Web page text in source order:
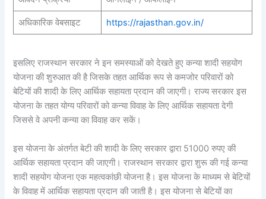
अधिकारिक वेबसाइट https://rajasthan.gov.in/
इसलिए राजस्थान सरकार ने इन समस्याओं को देखते हुए कन्या शादी सहयोग
योजना की शुरुआत की है जिसके तहत आर्थिक रूप से कमजोर परिवारों को
बेटियों की शादी के लिए आर्थिक सहायता प्रदान की जाएगी। राज्य सरकार इस
योजना के तहत योग्य परिवारों को कन्या विवाह के लिए आर्थिक सहायता देगी
जिससे वे अपनी कन्या का विवाह कर सकें।
इस योजना के अंतर्गत बेटी की शादी के लिए सरकार द्वारा 51000 रुपए की
आर्थिक सहायता प्रदान की जाएगी। राजस्थान सरकार द्वारा शुरू की गई कन्या
शादी सहयोग योजना एक महत्वकांछी योजना है। इस योजना के माध्यम से बेटियों
के विवाह में आर्थिक सहायता प्रदान की जाती है। इस योजना से बेटियों का